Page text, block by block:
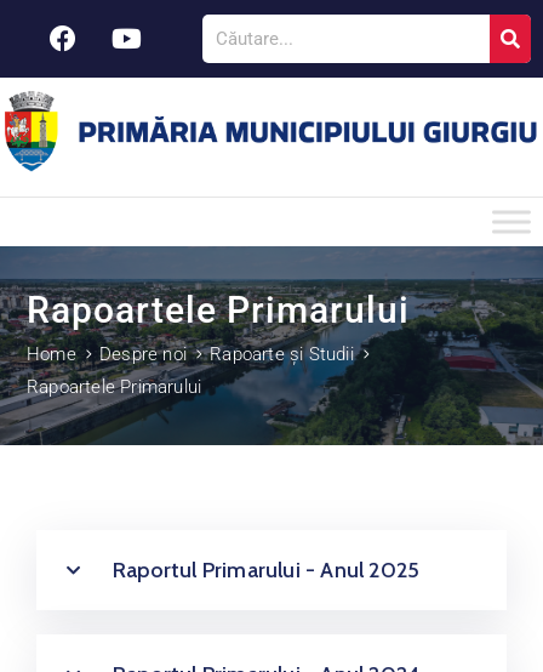
Rapoartele Primarului
Home Despre noi
Rapoarte și Studii
Rapoartele Primarului
Raportul Primarului - Anul 2025